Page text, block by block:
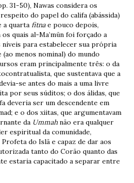
31-50), Nawas considera os
do papel do califa (abássida)
a quarta fitnae pouco depois,
quais al-Ma’mūn foi forçado a
para estabelecer sua própria
menos nominal) do mundo
eram principalmente três: o da
que sustentava que a
se antes do mais a uma livre
por seus súditos; o dos álidas, que
deveria ser um descendente em
e o dos xiitas, que argumentavam
da Ummahnão era qualquer
espiritual da comunidade,
do Islã e capaz de dar aos
tanto do Corão quanto das
estaria capacitado a separar entre